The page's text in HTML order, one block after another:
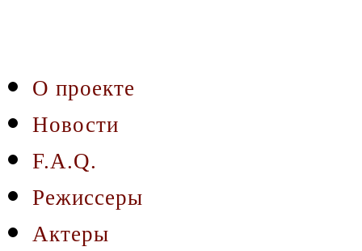
О проекте
Новости
F.A.Q.
Режиссеры
Актеры